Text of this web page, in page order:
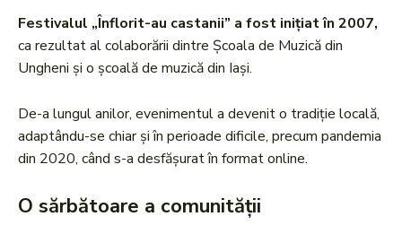
Festivalul „Înflorit-au castanii” a fost inițiat în 2007,
ca rezultat al colaborării dintre Școala de Muzică din
Ungheni și o școală de muzică din Iași.
De-a lungul anilor, evenimentul a devenit o tradiție locală,
adaptându-se chiar și în perioade dificile, precum pandemia
din 2020, când s-a desfășurat în format online.
O sărbătoare a comunității